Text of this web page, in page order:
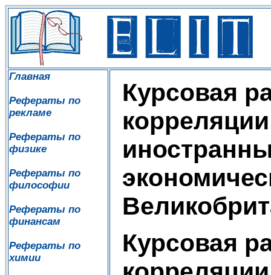
Главная
Рефераты по
рекламе
Рефераты по
физике
Рефераты по
философии
Рефераты по
финансам
Рефераты по
химии
Курсовая
Курсовая